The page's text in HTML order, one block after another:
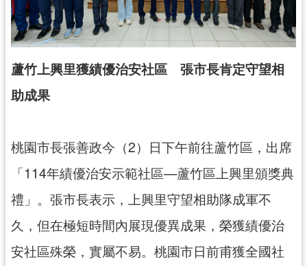
訊
訊
公
告
服
務
政
府
資
公
蘆竹上興里獲績優治安社區 張市長肯定守望相
助成果
桃園市長張善政今（2）日下午前往蘆竹區，出席
「114年績優治安示範社區—蘆竹區上興里頒獎典
禮」。張市長表示，上興里守望相助隊成軍不
久，但在極短時間內展現優異成果，榮獲績優治
安社區殊榮，實屬不易。桃園市日前甫獲全國社